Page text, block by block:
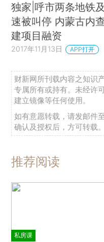
独家|呼市两条地铁
速被叫停 内蒙古内
建项目融资
2017年11月13日 APP打开
财新网所刊载内容之知识
专属所有或持有。未经许
建立镜像等任何使用。
如有意愿转载，请发邮件
确认及授权后，方可转载。
推荐阅读
私房课